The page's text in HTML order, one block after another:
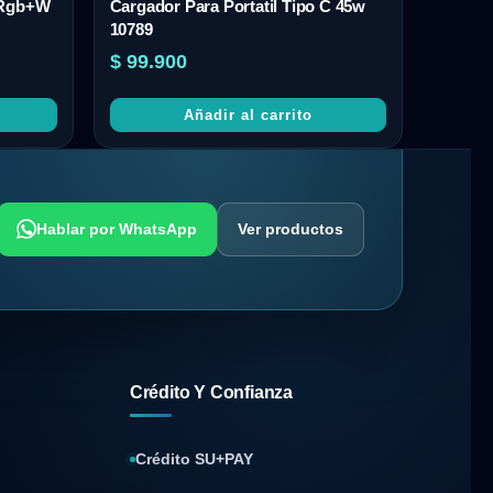
Cargador Para Portatil Tipo C 45w
10789
$99.900
Añadir al carrito
Hablar por WhatsApp Ver productos
Crédito Y Confianza
Crédito SU+PAY